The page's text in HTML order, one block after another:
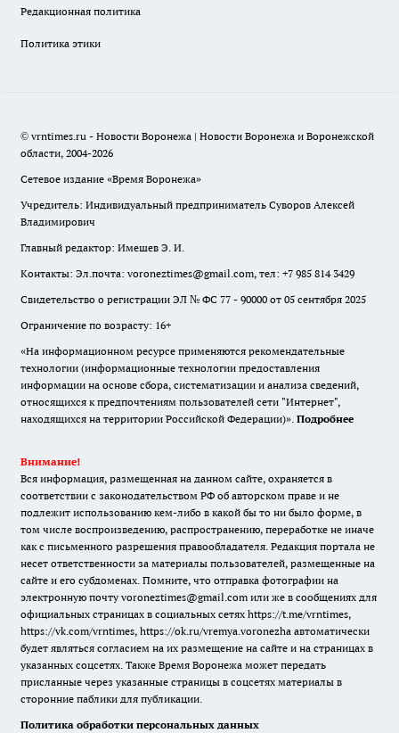
Редакционная политика
Политика этики
© vrntimes.ru - Новости Воронежа | Новости Воронежа и Воронежской
области, 2004-2026
Сетевое издание «Время Воронежа»
Учредитель: Индивидуальный предприниматель Суворов Алексей
Владимирович
Главный редактор: Имешев Э. И.
Контакты: Эл.почта: voroneztimes@gmail.com, тел: +7 985 814 3429
Свидетельство о регистрации ЭЛ № ФС 77 - 90000 от 05 сентября 2025
Ограничение по возрасту: 16+
«На информационном ресурсе применяются рекомендательные
технологии (информационные технологии предоставления
информации на основе сбора, систематизации и анализа сведений,
относящихся к предпочтениям пользователей сети "Интернет",
находящихся на территории Российской Федерации)». Подробнее
Внимание!
Вся информация, размещенная на данном сайте, охраняется в
соответствии с законодательством РФ об авторском праве и не
подлежит использованию кем-либо в какой бы то ни было форме, в
том числе воспроизведению, распространению, переработке не иначе
как с письменного разрешения правообладателя. Редакция портала не
несет ответственности за материалы пользователей, размещенные на
сайте и его субдоменах. Помните, что отправка фотографии на
электронную почту voroneztimes@gmail.com или же в сообщениях для
официальных страницах в социальных сетях https://t.me/vrntimes,
https://vk.com/vrntimes, https://ok.ru/vremya.voronezha автоматически
будет являться согласием на их размещение на сайте и на страницах в
указанных соцсетях. Также Время Воронежа может передать
присланные через указанные страницы в соцсетях материалы в
сторонние паблики для публикации.
Политика обработки персональных данных